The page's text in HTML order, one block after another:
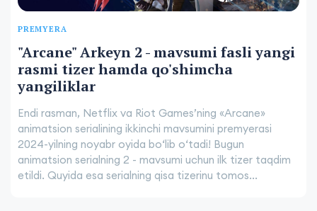
PREMYERA
"Arcane" Arkeyn 2 - mavsumi fasli yangi
rasmi tizer hamda qo'shimcha
yangiliklar
Endi rasman, Netflix va Riot Games’ning «Arcane»
animatsion serialining ikkinchi mavsumini premyerasi
2024-yilning noyabr oyida boʻlib oʻtadi! Bugun
animatsion serialning 2 - mavsumi uchun ilk tizer taqdim
etildi. Quyida esa serialning qisa tizerinu tomos...